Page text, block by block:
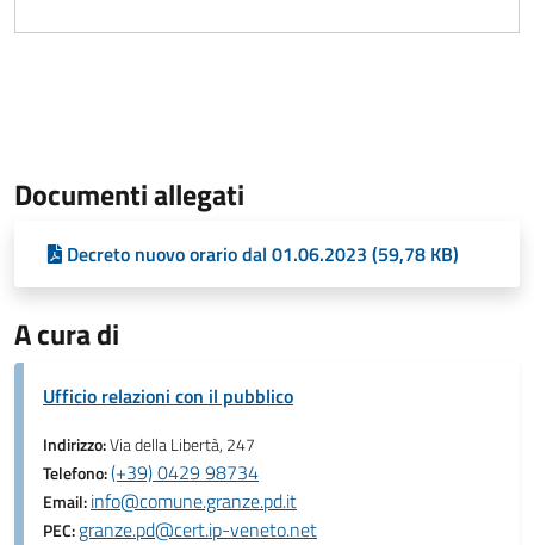
Documenti allegati
Decreto nuovo orario dal 01.06.2023 (59,78 KB)
A cura di
Ufficio relazioni con il pubblico
Indirizzo:Via della Libertà, 247
Telefono:(+39) 0429 98734
Email:info@comune.granze.pd.it
PEC:granze.pd@cert.ip-veneto.net